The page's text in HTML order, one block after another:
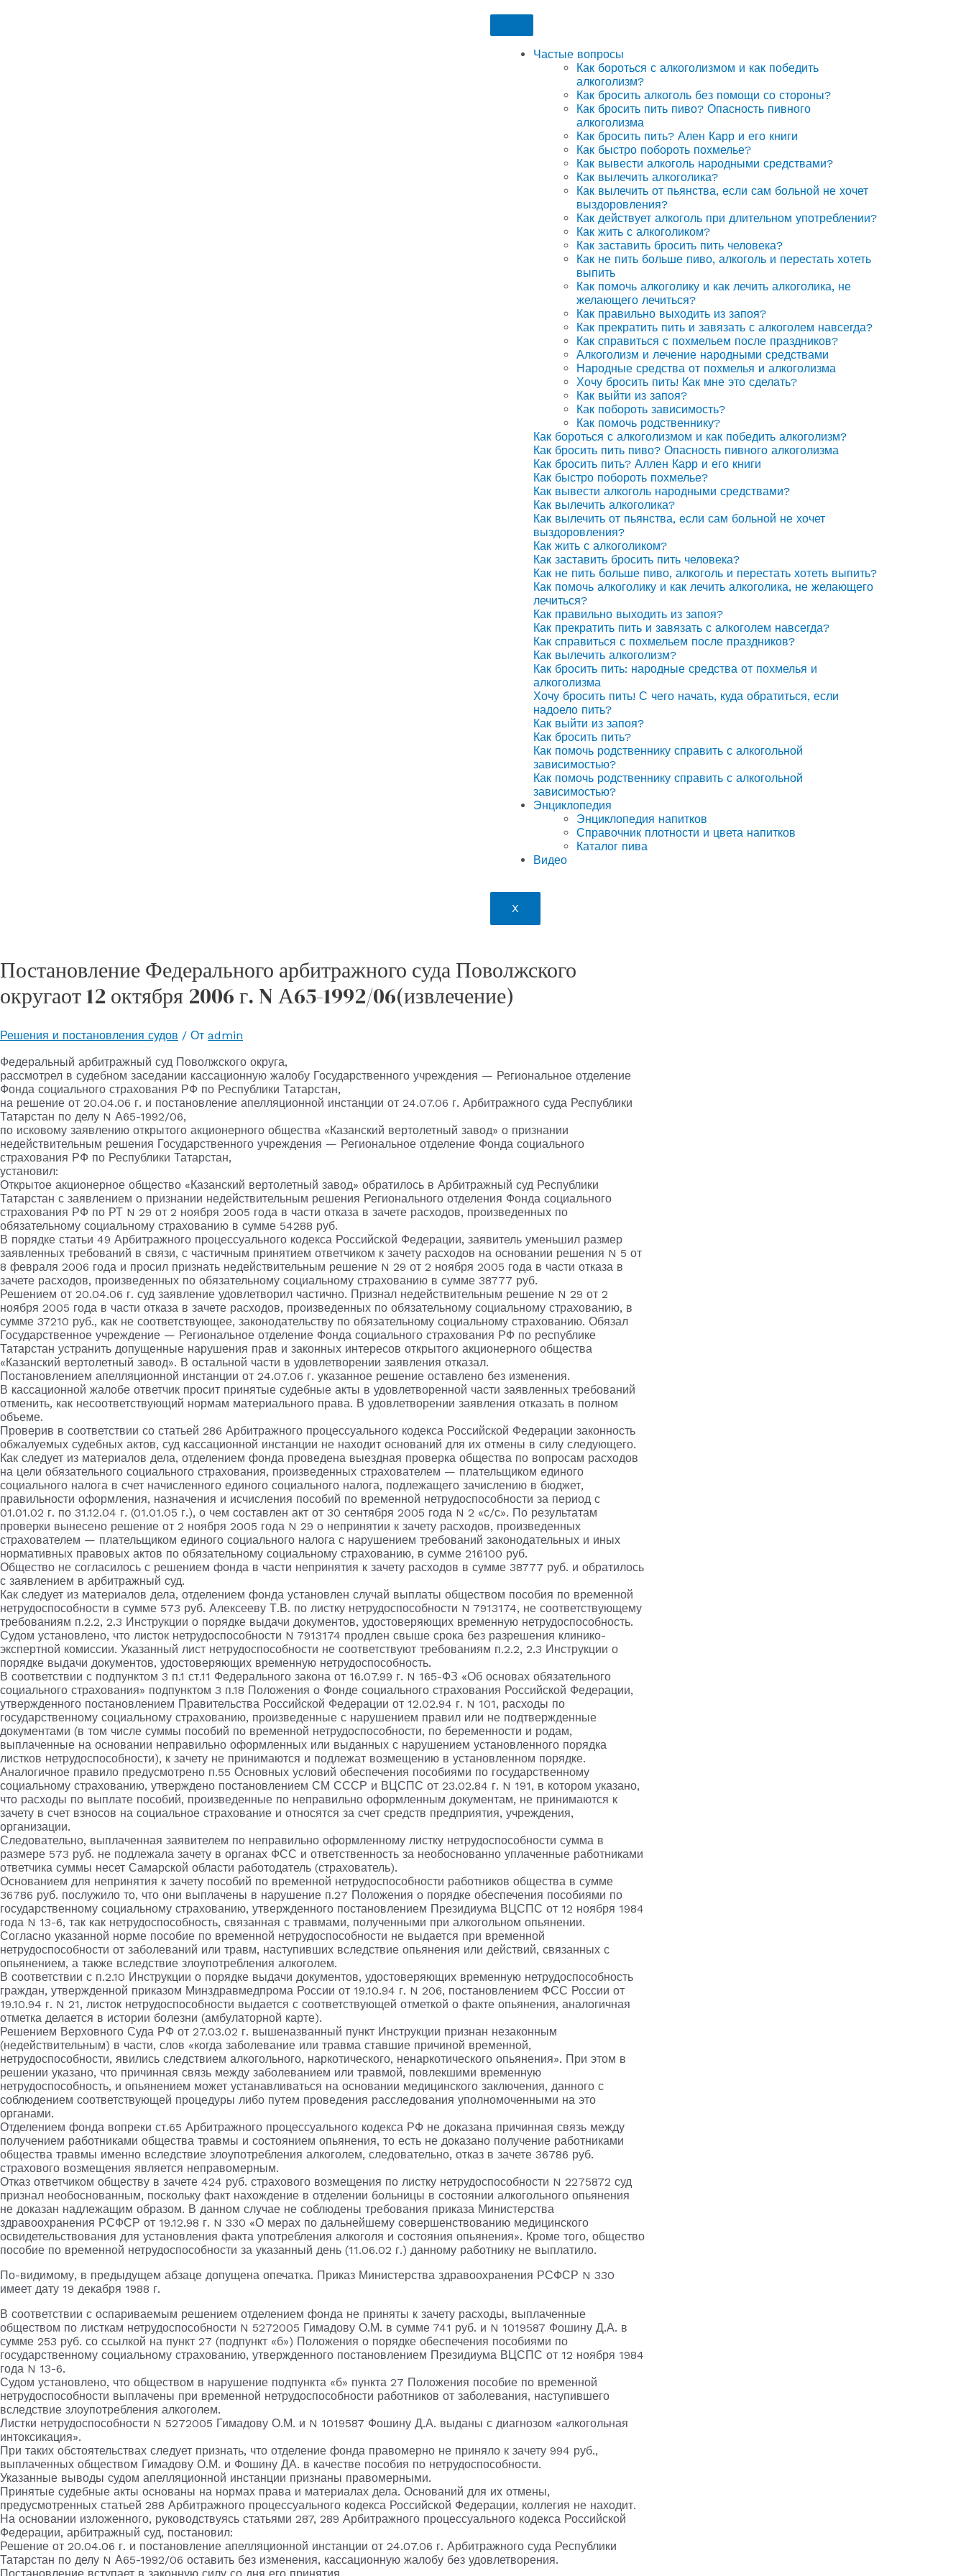
Частые вопросы
Как бороться с алкоголизмом и как победить
алкоголизм?
Как бросить алкоголь без помощи со стороны?
Как бросить пить пиво? Опасность пивного
алкоголизма
Как бросить пить? Ален Карр и его книги
Как быстро побороть похмелье?
Как вывести алкоголь народными средствами?
Как вылечить алкоголика?
Как вылечить от пьянства, если сам больной не хочет
выздоровления?
Как действует алкоголь при длительном употреблении?
Как жить с алкоголиком?
Как заставить бросить пить человека?
Как не пить больше пиво, алкоголь и перестать хотеть
выпить
Как помочь алкоголику и как лечить алкоголика, не
желающего лечиться?
Как правильно выходить из запоя?
Как прекратить пить и завязать с алкоголем навсегда?
Как справиться с похмельем после праздников?
Алкоголизм и лечение народными средствами
Народные средства от похмелья и алкоголизма
Хочу бросить пить! Как мне это сделать?
Как выйти из запоя?
Как побороть зависимость?
Как помочь родственнику?
Как бороться с алкоголизмом и как победить алкоголизм?
Как бросить пить пиво? Опасность пивного алкоголизма
Как бросить пить? Аллен Карр и его книги
Как быстро побороть похмелье?
Как вывести алкоголь народными средствами?
Как вылечить алкоголика?
Как вылечить от пьянства, если сам больной не хочет
выздоровления?
Как жить с алкоголиком?
Как заставить бросить пить человека?
Как не пить больше пиво, алкоголь и перестать хотеть выпить?
Как помочь алкоголику и как лечить алкоголика, не желающего
лечиться?
Как правильно выходить из запоя?
Как прекратить пить и завязать с алкоголем навсегда?
Как справиться с похмельем после праздников?
Как вылечить алкоголизм?
Как бросить пить: народные средства от похмелья и
алкоголизма
Хочу бросить пить! С чего начать, куда обратиться, если
надоело пить?
Как выйти из запоя?
Как бросить пить?
Как помочь родственнику справить с алкогольной
зависимостью?
Как помочь родственнику справить с алкогольной
зависимостью?
Энциклопедия
Энциклопедия напитков
Справочник плотности и цвета напитков
Каталог пива
Видео
X
Постановление Федерального арбитражного суда Поволжского
округаот 12 октября 2006 г. N А65-1992/06(извлечение)
Решения и постановления судов / От admin
Федеральный арбитражный суд Поволжского округа,
рассмотрел в судебном заседании кассационную жалобу Государственного учреждения — Региональное отделение
Фонда социального страхования РФ по Республики Татарстан,
на решение от 20.04.06 г. и постановление апелляционной инстанции от 24.07.06 г. Арбитражного суда Республики
Татарстан по делу N А65-1992/06,
по исковому заявлению открытого акционерного общества «Казанский вертолетный завод» о признании
недействительным решения Государственного учреждения — Региональное отделение Фонда социального
страхования РФ по Республики Татарстан,
установил:
Открытое акционерное общество «Казанский вертолетный завод» обратилось в Арбитражный суд Республики
Татарстан с заявлением о признании недействительным решения Регионального отделения Фонда социального
страхования РФ по РТ N 29 от 2 ноября 2005 года в части отказа в зачете расходов, произведенных по
обязательному социальному страхованию в сумме 54288 руб.
В порядке статьи 49 Арбитражного процессуального кодекса Российской Федерации, заявитель уменьшил размер
заявленных требований в связи, с частичным принятием ответчиком к зачету расходов на основании решения N 5 от
8 февраля 2006 года и просил признать недействительным решение N 29 от 2 ноября 2005 года в части отказа в
зачете расходов, произведенных по обязательному социальному страхованию в сумме 38777 руб.
Решением от 20.04.06 г. суд заявление удовлетворил частично. Признал недействительным решение N 29 от 2
ноября 2005 года в части отказа в зачете расходов, произведенных по обязательному социальному страхованию, в
сумме 37210 руб., как не соответствующее, законодательству по обязательному социальному страхованию. Обязал
Государственное учреждение — Региональное отделение Фонда социального страхования РФ по республике
Татарстан устранить допущенные нарушения прав и законных интересов открытого акционерного общества
«Казанский вертолетный завод». В остальной части в удовлетворении заявления отказал.
Постановлением апелляционной инстанции от 24.07.06 г. указанное решение оставлено без изменения.
В кассационной жалобе ответчик просит принятые судебные акты в удовлетворенной части заявленных требований
отменить, как несоответствующий нормам материального права. В удовлетворении заявления отказать в полном
объеме.
Проверив в соответствии со статьей 286 Арбитражного процессуального кодекса Российской Федерации законность
обжалуемых судебных актов, суд кассационной инстанции не находит оснований для их отмены в силу следующего.
Как следует из материалов дела, отделением фонда проведена выездная проверка общества по вопросам расходов
на цели обязательного социального страхования, произведенных страхователем — плательщиком единого
социального налога в счет начисленного единого социального налога, подлежащего зачислению в бюджет,
правильности оформления, назначения и исчисления пособий по временной нетрудоспособности за период с
01.01.02 г. по 31.12.04 г. (01.01.05 г.), о чем составлен акт от 30 сентября 2005 года N 2 «с/с». По результатам
проверки вынесено решение от 2 ноября 2005 года N 29 о непринятии к зачету расходов, произведенных
страхователем — плательщиком единого социального налога с нарушением требований законодательных и иных
нормативных правовых актов по обязательному социальному страхованию, в сумме 216100 руб.
Общество не согласилось с решением фонда в части непринятия к зачету расходов в сумме 38777 руб. и обратилось
с заявлением в арбитражный суд.
Как следует из материалов дела, отделением фонда установлен случай выплаты обществом пособия по временной
нетрудоспособности в сумме 573 руб. Алексееву Т.В. по листку нетрудоспособности N 7913174, не соответствующему
требованиям п.2.2, 2.3 Инструкции о порядке выдачи документов, удостоверяющих временную нетрудоспособность.
Судом установлено, что листок нетрудоспособности N 7913174 продлен свыше срока без разрешения клинико-
экспертной комиссии. Указанный лист нетрудоспособности не соответствуют требованиям п.2.2, 2.3 Инструкции о
порядке выдачи документов, удостоверяющих временную нетрудоспособность.
В соответствии с подпунктом 3 п.1 ст.11 Федерального закона от 16.07.99 г. N 165-ФЗ «Об основах обязательного
социального страхования» подпунктом 3 п.18 Положения о Фонде социального страхования Российской Федерации,
утвержденного постановлением Правительства Российской Федерации от 12.02.94 г. N 101, расходы по
государственному социальному страхованию, произведенные с нарушением правил или не подтвержденные
документами (в том числе суммы пособий по временной нетрудоспособности, по беременности и родам,
выплаченные на основании неправильно оформленных или выданных с нарушением установленного порядка
листков нетрудоспособности), к зачету не принимаются и подлежат возмещению в установленном порядке.
Аналогичное правило предусмотрено п.55 Основных условий обеспечения пособиями по государственному
социальному страхованию, утверждено постановлением СМ СССР и ВЦСПС от 23.02.84 г. N 191, в котором указано,
что расходы по выплате пособий, произведенные по неправильно оформленным документам, не принимаются к
зачету в счет взносов на социальное страхование и относятся за счет средств предприятия, учреждения,
организации.
Следовательно, выплаченная заявителем по неправильно оформленному листку нетрудоспособности сумма в
размере 573 руб. не подлежала зачету в органах ФСС и ответственность за необоснованно уплаченные работниками
ответчика суммы несет Самарской области работодатель (страхователь).
Основанием для непринятия к зачету пособий по временной нетрудоспособности работников общества в сумме
36786 руб. послужило то, что они выплачены в нарушение п.27 Положения о порядке обеспечения пособиями по
государственному социальному страхованию, утвержденного постановлением Президиума ВЦСПС от 12 ноября 1984
года N 13-6, так как нетрудоспособность, связанная с травмами, полученными при алкогольном опьянении.
Согласно указанной норме пособие по временной нетрудоспособности не выдается при временной
нетрудоспособности от заболеваний или травм, наступивших вследствие опьянения или действий, связанных с
опьянением, а также вследствие злоупотребления алкоголем.
В соответствии с п.2.10 Инструкции о порядке выдачи документов, удостоверяющих временную нетрудоспособность
граждан, утвержденной приказом Минздравмедпрома России от 19.10.94 г. N 206, постановлением ФСС России от
19.10.94 г. N 21, листок нетрудоспособности выдается с соответствующей отметкой о факте опьянения, аналогичная
отметка делается в истории болезни (амбулаторной карте).
Решением Верховного Суда РФ от 27.03.02 г. вышеназванный пункт Инструкции признан незаконным
(недействительным) в части, слов «когда заболевание или травма ставшие причиной временной,
нетрудоспособности, явились следствием алкогольного, наркотического, ненаркотического опьянения». При этом в
решении указано, что причинная связь между заболеванием или травмой, повлекшими временную
нетрудоспособность, и опьянением может устанавливаться на основании медицинского заключения, данного с
соблюдением соответствующей процедуры либо путем проведения расследования уполномоченными на это
органами.
Отделением фонда вопреки ст.65 Арбитражного процессуального кодекса РФ не доказана причинная связь между
получением работниками общества травмы и состоянием опьянения, то есть не доказано получение работниками
общества травмы именно вследствие злоупотребления алкоголем, следовательно, отказ в зачете 36786 руб.
страхового возмещения является неправомерным.
Отказ ответчиком обществу в зачете 424 руб. страхового возмещения по листку нетрудоспособности N 2275872 суд
признал необоснованным, поскольку факт нахождение в отделении больницы в состоянии алкогольного опьянения
не доказан надлежащим образом. В данном случае не соблюдены требования приказа Министерства
здравоохранения РСФСР от 19.12.98 г. N 330 «О мерах по дальнейшему совершенствованию медицинского
освидетельствования для установления факта употребления алкоголя и состояния опьянения». Кроме того, общество
пособие по временной нетрудоспособности за указанный день (11.06.02 г.) данному работнику не выплатило.
По-видимому, в предыдущем абзаце допущена опечатка. Приказ Министерства здравоохранения РСФСР N 330
имеет дату 19 декабря 1988 г.
В соответствии с оспариваемым решением отделением фонда не приняты к зачету расходы, выплаченные
обществом по листкам нетрудоспособности N 5272005 Гимадову О.М. в сумме 741 руб. и N 1019587 Фошину Д.А. в
сумме 253 руб. со ссылкой на пункт 27 (подпункт «б») Положения о порядке обеспечения пособиями по
государственному социальному страхованию, утвержденного постановлением Президиума ВЦСПС от 12 ноября 1984
года N 13-6.
Судом установлено, что обществом в нарушение подпункта «б» пункта 27 Положения пособие по временной
нетрудоспособности выплачены при временной нетрудоспособности работников от заболевания, наступившего
вследствие злоупотребления алкоголем.
Листки нетрудоспособности N 5272005 Гимадову О.М. и N 1019587 Фошину Д.А. выданы с диагнозом «алкогольная
интоксикация».
При таких обстоятельствах следует признать, что отделение фонда правомерно не приняло к зачету 994 руб.,
выплаченных обществом Гимадову О.М. и Фошину ДА. в качестве пособия по нетрудоспособности.
Указанные выводы судом апелляционной инстанции признаны правомерными.
Принятые судебные акты основаны на нормах права и материалах дела. Оснований для их отмены,
предусмотренных статьей 288 Арбитражного процессуального кодекса Российской Федерации, коллегия не находит.
На основании изложенного, руководствуясь статьями 287, 289 Арбитражного процессуального кодекса Российской
Федерации, арбитражный суд, постановил:
Решение от 20.04.06 г. и постановление апелляционной инстанции от 24.07.06 г. Арбитражного суда Республики
Татарстан по делу N А65-1992/06 оставить без изменения, кассационную жалобу без удовлетворения.